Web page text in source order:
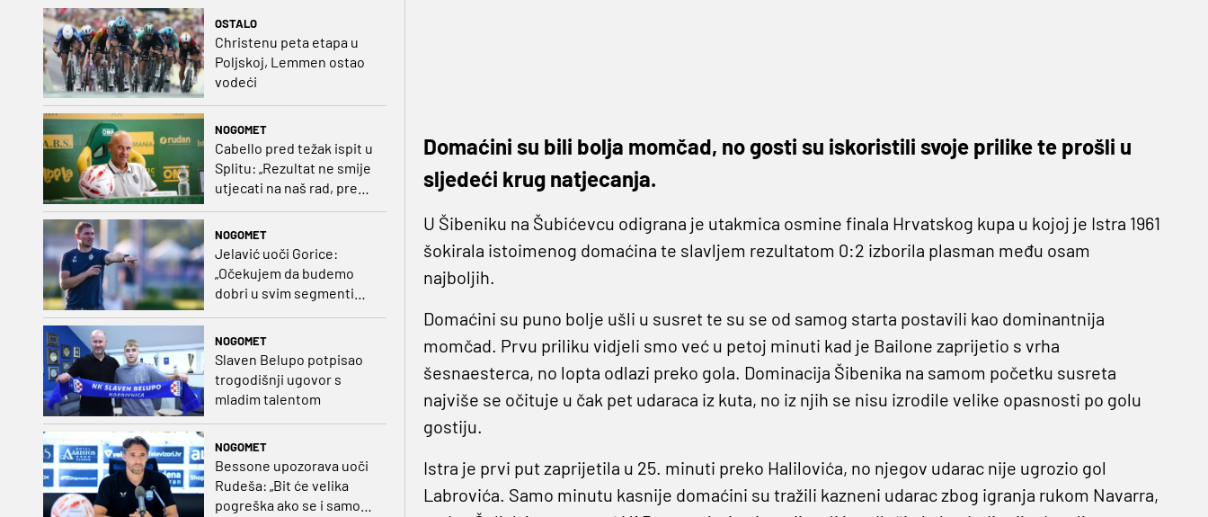
OSTALO
Christenu peta etapa u
Poljskoj, Lemmen ostao
vodeći
NOGOMET
Cabello pred težak ispit u
Splitu: „Rezultat ne smije
utjecati na naš rad, pred
NOGOMET
Jelavić uoči Gorice:
„Očekujem da budemo
dobri u svim segmentima
NOGOMET
Slaven Belupo potpisao
trogodišnji ugovor s
mladim talentom
NOGOMET
Bessone upozorava uoči
Rudeša: „Bit će velika
pogreška ako se i samo
Domaćini su bili bolja momčad, no gosti su iskoristili svoje prilike te prošli u
sljedeći krug natjecanja.
U Šibeniku na Šubićevcu odigrana je utakmica osmine finala Hrvatskog kupa u kojoj je Istra 1961
šokirala istoimenog domaćina te slavljem rezultatom 0:2 izborila plasman među osam
najboljih.
Domaćini su puno bolje ušli u susret te su se od samog starta postavili kao dominantnija
momčad. Prvu priliku vidjeli smo već u petoj minuti kad je Bailone zaprijetio s vrha
šesnaesterca, no lopta odlazi preko gola. Dominacija Šibenika na samom početku susreta
najviše se očituje u čak pet udaraca iz kuta, no iz njih se nisu izrodile velike opasnosti po golu
gostiju.
Istra je prvi put zaprijetila u 25. minuti preko Halilovića, no njegov udarac nije ugrozio gol
Labrovića. Samo minutu kasnije domaćini su tražili kazneni udarac zbog igranja rukom Navarra,